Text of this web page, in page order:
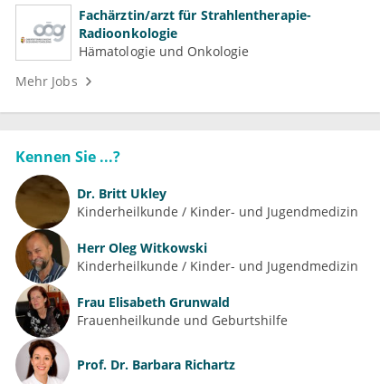
Fachärztin/arzt für Strahlentherapie-
Radioonkologie
Hämatologie und Onkologie
Mehr Jobs
Kennen Sie ...?
Dr. Britt Ukley
Kinderheilkunde / Kinder- und Jugendmedizin
Herr Oleg Witkowski
Kinderheilkunde / Kinder- und Jugendmedizin
Frau Elisabeth Grunwald
Frauenheilkunde und Geburtshilfe
Prof. Dr. Barbara Richartz